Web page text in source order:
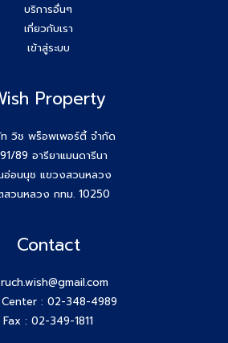
วันนี้สัมมนาทีม Wish Property
เป็นพันธมิตรของบริษัท #Wishproperty
นพุธที่ 26 พ.ย.68
ยสำเร็จค่ะ!! คุณเอกรักษ์ (หนุ่ม) 064-
อกาสให้ใช่กับ #โค้ชก้อย
น 100 ล้าน ได้ง่ายๆ ทำยังไง
าชิกWish เปิดโลกกว้างอีก 1 คอร์ส กับ
บริการอื่นๆ
เกี่ยวกับเรา
เข้าสู่ระบบ
Property
วิช พร็อพเพอร์ตี้ จำกัด
89 อารียาแมนดารีนา
อ่อนนุช แขวงสวนหลวง
สวนหลวง กทม. 10250
Contact
: 02-348-4989
Fax : 02-349-1811